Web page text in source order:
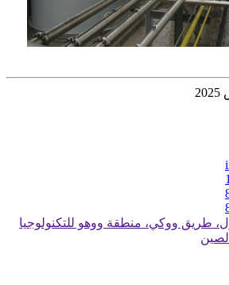
طريق ووكي، منطقة ووهو للتكنولوجيا